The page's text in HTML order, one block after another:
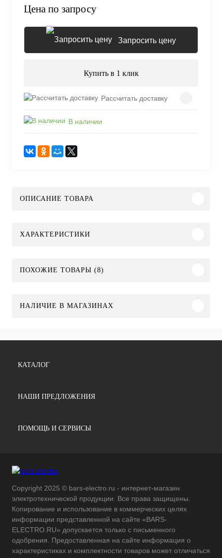
Цена по запросу
Запросить цену
Купить в 1 клик
Рассчитать доставку
В наличии
ОПИСАНИЕ ТОВАРА
ХАРАКТЕРИСТИКИ
ПОХОЖИЕ ТОВАРЫ (8)
НАЛИЧИЕ В МАГАЗИНАХ
КАТАЛОГ
НАШИ ПРЕДЛОЖЕНИЯ
ПОМОЩЬ И СЕРВИСЫ
Copyright 2025 © bars-electro.ru - интернет-магазин
электротехнической продукции. Все права защищены.
Копирование и использование в коммерческих целях
информации представленной на сайте «BARS-
ELECTRO.RU» допускается только с письменного
одобрения. Предоставленная на сайте информация о
характеристиках и комплектности товаров может отличаться